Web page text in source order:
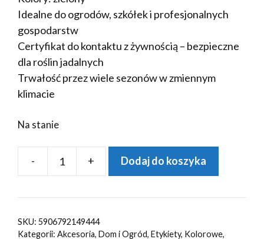
Idealne do ogrodów, szkółek i profesjonalnych
gospodarstw
Certyfikat do kontaktu z żywnością – bezpieczne
dla roślin jadalnych
Trwałość przez wiele sezonów w zmiennym
klimacie
Na stanie
-
ilość
ogrodnicze/sadownicze
ZIELONE
+ Dodaj do koszyka
SKU: 5906792149444
Kategorii: Akcesoria, Dom i Ogród, Etykiety, Kolorowe,